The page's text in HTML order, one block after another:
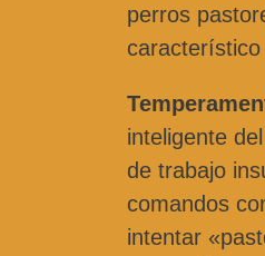
perros
inteligente
de trabajo
comandos
intentar